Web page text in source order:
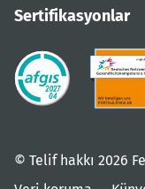
Sertifikasyonlar
© Telif hakkı 2026